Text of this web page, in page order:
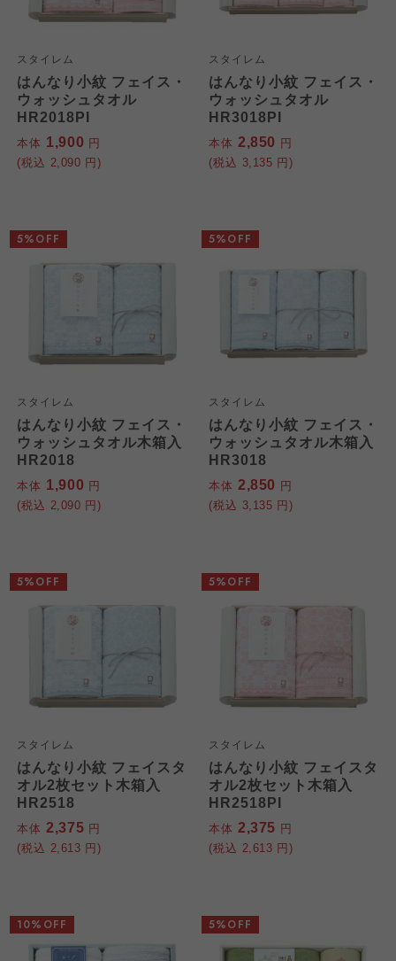
スタイレム
はんなり小紋 フェイス・
ウォッシュタオル
HR2018PI
本体 1,900 円
(税込 2,090 円)
スタイレム
はんなり小紋 フェイス・
ウォッシュタオル
HR3018PI
本体 2,850 円
(税込 3,135 円)
スタイレム
はんなり小紋 フェイス・
ウォッシュタオル木箱入
HR2018
本体 1,900 円
(税込 2,090 円)
5%OFF
スタイレム
はんなり小紋 フェイス・
ウォッシュタオル木箱入
HR3018
本体 2,850 円
(税込 3,135 円)
5%OFF
スタイレム
はんなり小紋 フェイスタ
オル2枚セット木箱入
HR2518
本体 2,375 円
(税込 2,613 円)
5%OFF
スタイレム
はんなり小紋 フェイスタ
オル2枚セット木箱入
HR2518PI
本体 2,375 円
(税込 2,613 円)
5%OFF
10%OFF 5%OFF
ご利用約款（ご利用規約・ご利
個人情報保護方針について
特定商取引法に基づく表記につ